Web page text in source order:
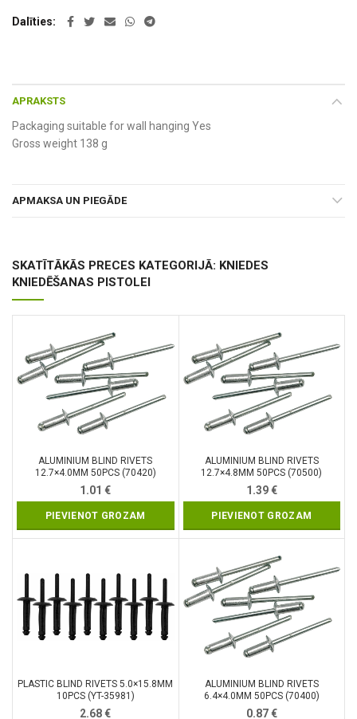
Dalīties
APRAKSTS
Packaging suitable for wall hanging Yes
Gross weight 138 g
APMAKSA UN PIEGĀDE
SKATĪTĀKĀS PRECES KATEGORIJĀ: KNIEDES
KNIEDĒŠANAS PISTOLEI
ALUMINIUM BLIND RIVETS
12.7×4.0MM 50PCS (70420)
1.01€
PIEVIENOT GROZAM
ALUMINIUM BLIND RIVETS
12.7×4.8MM 50PCS (70500)
1.39€
PIEVIENOT GROZAM
PLASTIC BLIND RIVETS 5.0×15.8MM
10PCS (YT-35981)
2.68€
ALUMINIUM BLIND RIVETS
6.4×4.0MM 50PCS (70400)
0.87€